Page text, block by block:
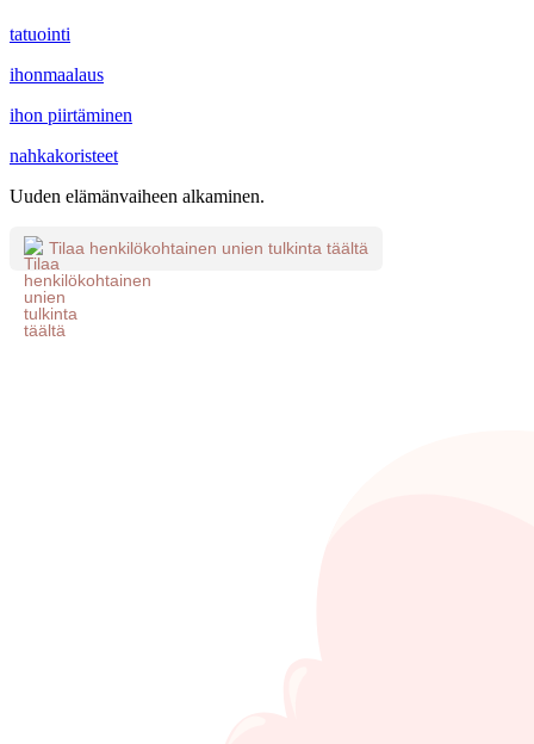
tatuointi
ihonmaalaus
ihon piirtäminen
nahkakoristeet
Uuden elämänvaiheen alkaminen.
Tilaa henkilökohtainen unien tulkinta täältä